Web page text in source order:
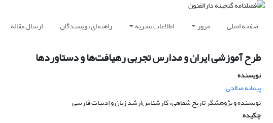
صفحه اصلی مرور اطلاعات نشریه راهنمای نویسندگان ارسال مقاله
طرح آموزشی ایران و مدارس تجربی رهیافت‌ها و دستاوردها
نویسنده
پیمانه صالحی
نویسنده و پژوهشگر تاریخ شفاهی، کارشناس‌ارشد زبان و ادبیات فارسی
چکیده